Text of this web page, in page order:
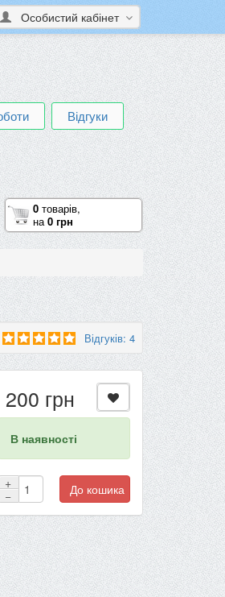
Особистий кабінет
Відгуки
0товарів,
на0 грн
Відгуків: 4
200 грн
В наявності
+
−
До кошика